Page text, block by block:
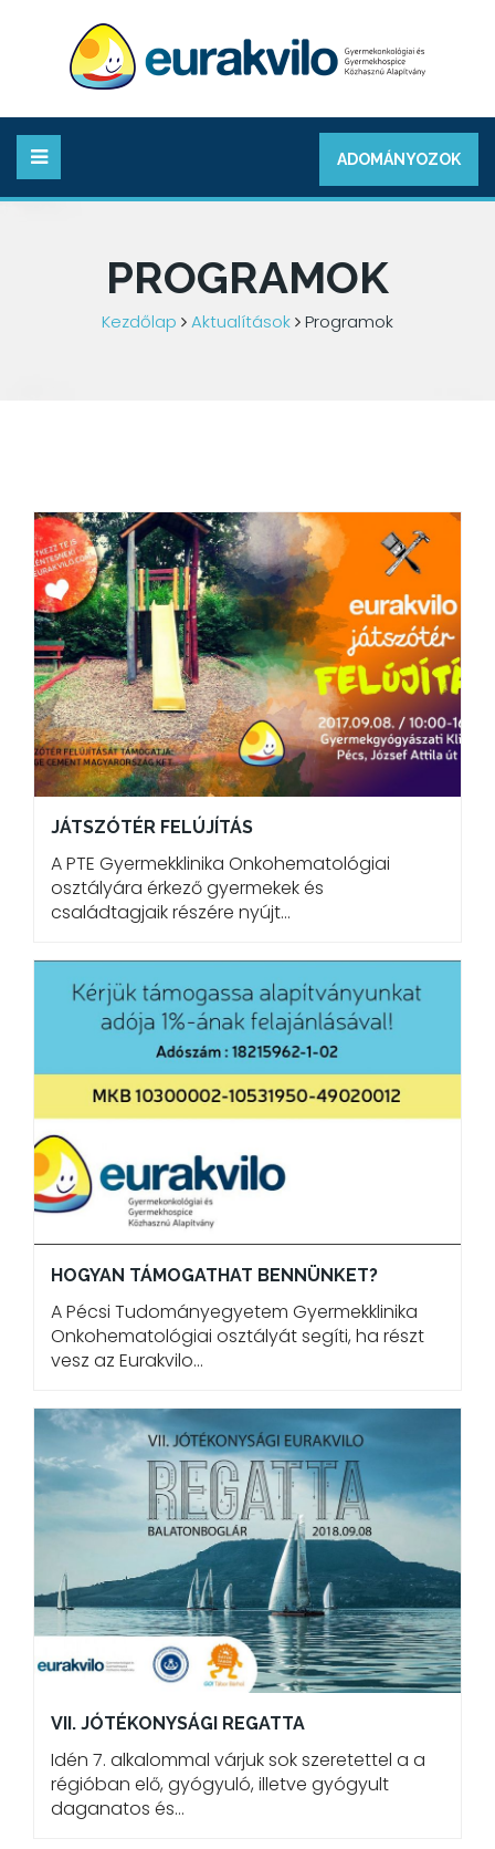
ADOMÁNYOZOK
PROGRAMOK
Kezdőlap Aktualítások Programok
JÁTSZÓTÉR FELÚJÍTÁS
A PTE Gyermekklinika Onkohematológiai
osztályára érkező gyermekek és
családtagjaik részére nyújt…
HOGYAN TÁMOGATHAT BENNÜNKET?
A Pécsi Tudományegyetem Gyermekklinika
Onkohematológiai osztályát segíti, ha részt
vesz az Eurakvilo…
VII. JÓTÉKONYSÁGI REGATTA
Idén 7. alkalommal várjuk sok szeretettel a a
régióban elő, gyógyuló, illetve gyógyult
daganatos és…